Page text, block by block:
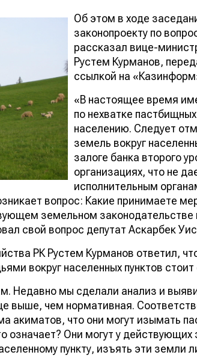
Об этом в ходе
законопроекту по
рассказал вице-
Рустем Курманов,
ссылкой на
«В настоящее время
по нехватке
населению. Следует
земель вокруг
залоге банка второго
организациях, что не
исполнительным
вопрос: Какие принимаете
земельном законодательстве
свой вопрос депутат Аскарбек
РК Рустем Курманов ответил,
вокруг населенных пунктов стоит
Недавно мы сделали анализ и
выше, чем нормативная.
акиматов, что они могут изымать
означает? Они могут у
пункту, изъять эти земли